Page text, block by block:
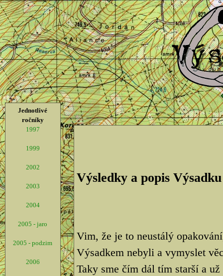
Jednotlivé
ročníky
1997
1999
2002
2003
2004
2005 - jaro
2005 - podzim
2006
Výsledky a popis Výsadku
Vim, že je to neustálý
Výsadkem nebyli a vymyslet
Taky sme čím dál tím starší a